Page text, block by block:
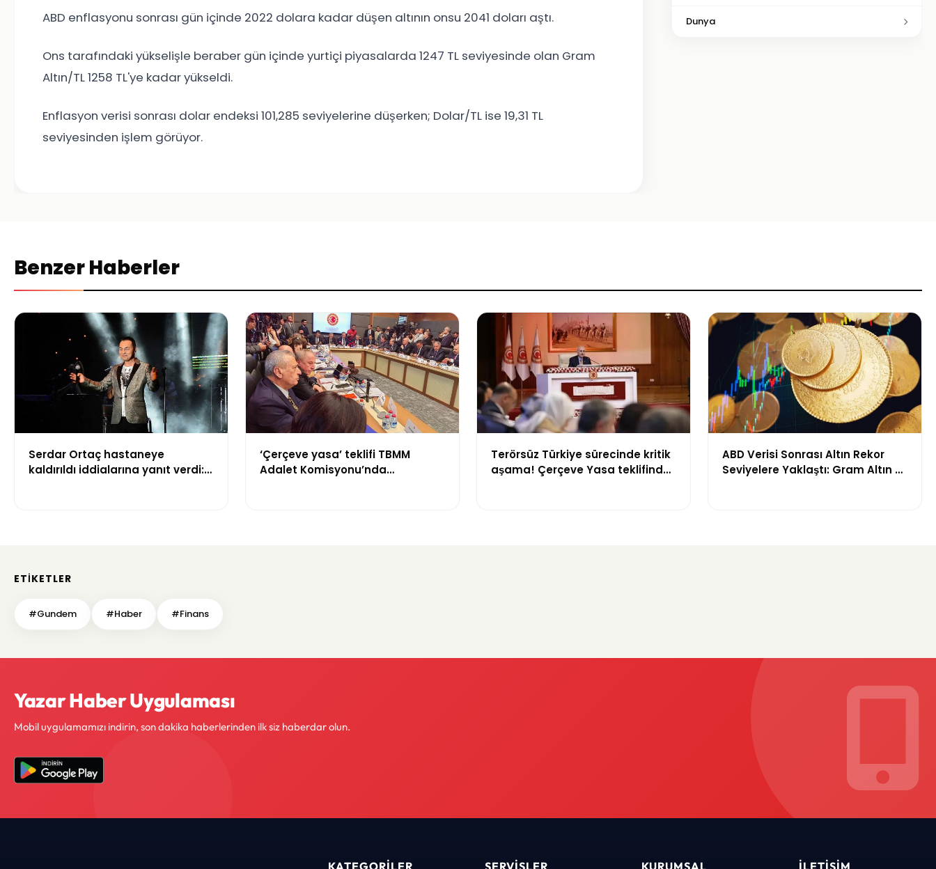
ABD enflasyonu sonrası gün içinde 2022 dolara kadar düşen altının onsu 2041 doları aştı.
Ons tarafındaki yükselişle beraber gün içinde yurtiçi piyasalarda 1247 TL seviyesinde olan Gram
Altın/TL 1258 TL'ye kadar yükseldi.
Enflasyon verisi sonrası dolar endeksi 101,285 seviyelerine düşerken; Dolar/TL ise 19,31 TL
seviyesinden işlem görüyor.
Dunya
Benzer Haberler
Serdar Ortaç hastaneye
kaldırıldı iddialarına yanıt verdi:
‘Çerçeve yasa’ teklifi TBMM
Adalet Komisyonu’nda
Terörsüz Türkiye sürecinde kritik
aşama! Çerçeve Yasa teklifinde
ABD Verisi Sonrası Altın Rekor
Seviyelere Yaklaştı: Gram Altın 6
ETIKETLER
#Gundem #Haber #Finans
Yazar Haber Uygulaması
Mobil uygulamamızı indirin, son dakika haberlerinden ilk siz haberdar olun.
KATEGORILER SERVISLER KURUMSAL İLETIŞIM